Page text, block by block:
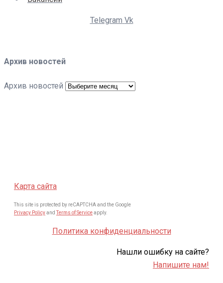
Telegram Vk
Архив новостей
Архив новостей
Карта сайта
This site is protected by reCAPTCHA and the Google
Privacy PolicyandTerms of Serviceapply.
Политика конфиденциальности
Нашли ошибку на сайте?
Напишите нам!